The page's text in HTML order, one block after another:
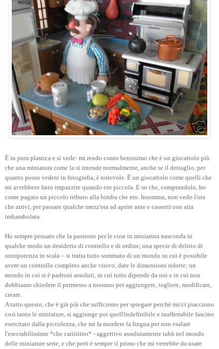
È in pura plastica e si vede: mi rendo conto benissimo che è un giocattolo più
che una miniatura come la si intende normalmente, anche se il dettaglio, per
quanto posso vedere in fotografia, è notevole. È un giocattolo come quelli che
mi avrebbero fatto impazzire quando ero piccola. E so che, comprandolo, ho
come pagato un piccolo tributo alla bimba che ero. Insomma, non vedo l'ora
che arrivi, per passare qualche mezz'ora ad aprire ante e cassetti con aria
imbambolata.
Ho sempre pensato che la passione per le cose in miniatura nasconda in
qualche modo un desiderio di controllo e di ordine, una specie di delirio di
onnipotenza in scala – si tratta tutto sommato di un mondo su cui è possibile
avere un controllo completo anche visivo, date le dimensioni ridotte; un
mondo in cui si è padroni assoluti, in cui tutto dipende da noi e in cui non
dobbiamo chiedere il permesso a nessuno per aggiungere, togliere, modificare,
creare.
A tutto questo, che è già più che sufficiente per spiegare perché mi/ci piacciono
così tanto le miniature, si aggiunge poi quell'indefinibile e inafferrabile fascino
esercitato dalla piccolezza, che mi fa mordere la lingua per non esalare
l'esecrabilissimo *che cariiiiino* - aggettivo assolutamente tabù nel mondo
delle miniature serie, e che però è sempre il primo che mi verrebbe da usare